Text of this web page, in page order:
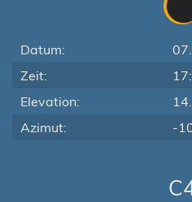
Datum:
Zeit:
Elevation:
Azimut:
-